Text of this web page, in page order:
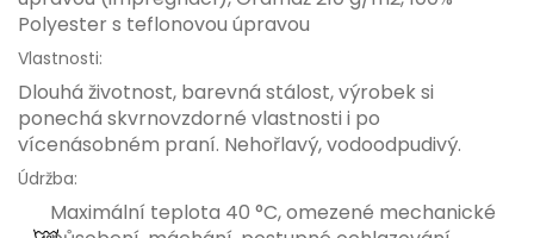
Polyester s teflonovou úpravou
Vlastnosti:
Dlouhá životnost, barevná stálost, výrobek si
ponechá skvrnovzdorné vlastnosti i po
vícenásobném praní. Nehořlavý, vodoodpudivý.
Údržba:
Maximální teplota 40 °C, omezené mechanické